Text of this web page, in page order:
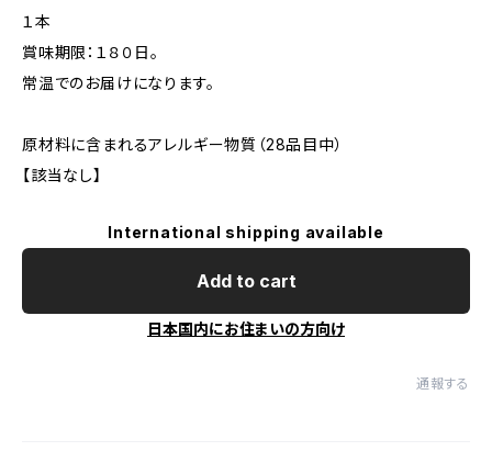
１本
賞味期限：１８０日。
常温でのお届けになります。
原材料に含まれるアレルギー物質（28品目中）
【該当なし】
International shipping available
Add to cart
日本国内にお住まいの方向け
通報する